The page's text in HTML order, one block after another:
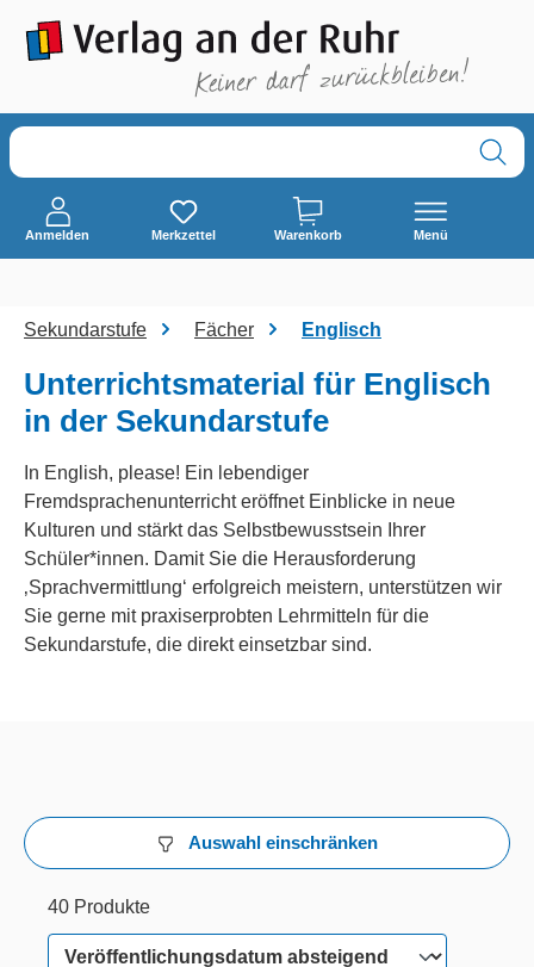
springen
Anmelden Merkzettel Warenkorb Menü
Sekundarstufe Fächer Englisch
Unterrichtsmaterial für Englisch
in der Sekundarstufe
In English, please! Ein lebendiger
Fremdsprachenunterricht eröffnet Einblicke in neue
Kulturen und stärkt das Selbstbewusstsein Ihrer
Schüler*innen. Damit Sie die Herausforderung
‚Sprachvermittlung‘ erfolgreich meistern, unterstützen wir
Sie gerne mit praxiserprobten Lehrmitteln für die
Sekundarstufe, die direkt einsetzbar sind.
Auswahl einschränken
40 Produkte
31 von 40 Produkten werden angezeigt
40 Produkte